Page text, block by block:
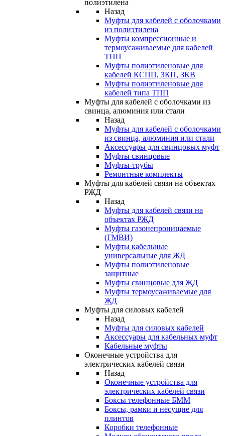
полиэтилена
Назад
Муфты для кабелей с оболочками
из полиэтилена
Муфты компрессионные и
термоусаживаемые для кабелей
ТПП
Муфты полиэтиленовые для
кабелей КСПП, ЗКП, ЗКВ
Муфты полиэтиленовые для
кабелей типа ТПП
Муфты для кабелей с оболочками из
свинца, алюминия или стали
Назад
Муфты для кабелей с оболочками
из свинца, алюминия или стали
Аксессуары для свинцовых муфт
Муфты свинцовые
Муфты-трубы
Ремонтные комплекты
Муфты для кабелей связи на объектах
РЖД
Назад
Муфты для кабелей связи на
объектах РЖД
Муфты газонепроницаемые
(ГМВИ)
Муфты кабельные
универсальные для ЖД
Муфты полиэтиленовые
защитные
Муфты свинцовые для ЖД
Муфты термоусаживаемые для
ЖД
Муфты для силовых кабелей
Назад
Муфты для силовых кабелей
Аксессуары для кабельных муфт
Кабельные муфты
Оконечные устройства для
электрических кабелей связи
Назад
Оконечные устройства для
электрических кабелей связи
Боксы телефонные БММ
Боксы, рамки и несущие для
плинтов
Коробки телефонные